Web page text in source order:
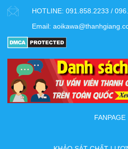
HOTLINE: 091.858.2233 /
Email:
FANPAGE